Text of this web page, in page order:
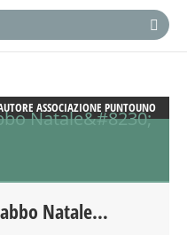
ASSOCIAZIONE PUNTOUNO
Natale…